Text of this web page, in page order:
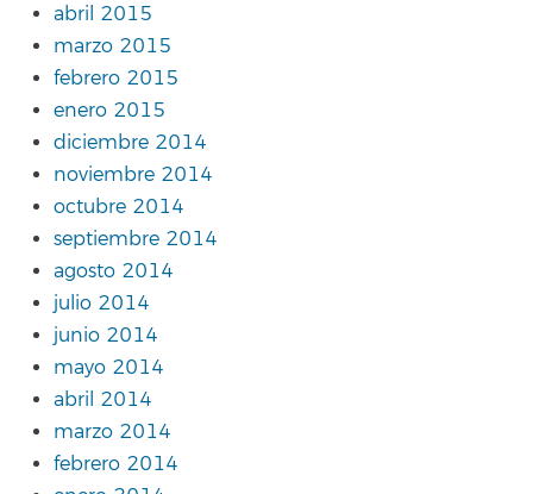
abril 2015
marzo 2015
febrero 2015
enero 2015
diciembre 2014
noviembre 2014
octubre 2014
septiembre 2014
agosto 2014
julio 2014
junio 2014
mayo 2014
abril 2014
marzo 2014
febrero 2014